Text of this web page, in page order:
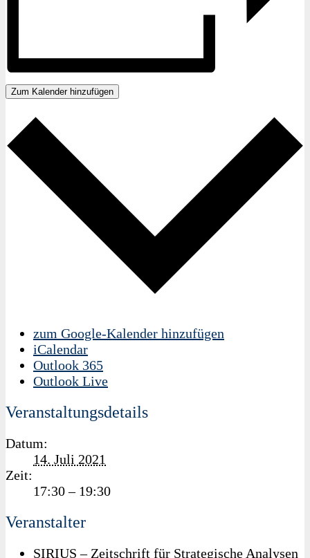
Zum Kalender hinzufügen
zum Google-Kalender hinzufügen
iCalendar
Outlook 365
Outlook Live
Veranstaltungsdetails
Datum:
14. Juli 2021
Zeit:
17:30 – 19:30
Veranstalter
SIRIUS – Zeitschrift für Strategische Analysen